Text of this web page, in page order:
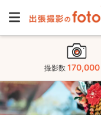
撮影数 170,000